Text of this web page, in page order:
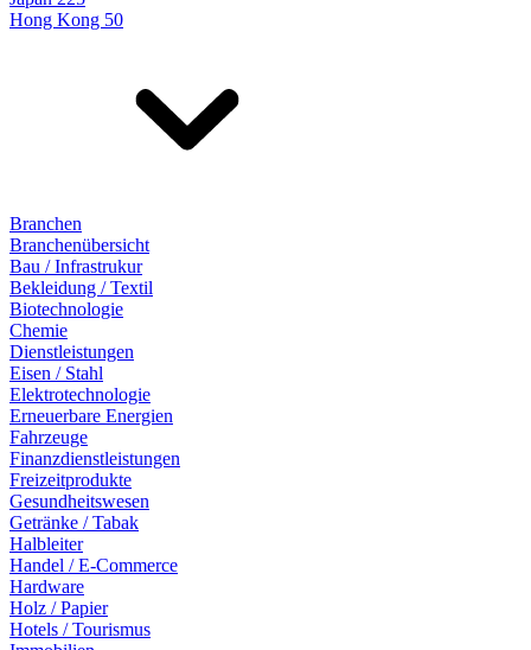
Hong Kong 50
Branchen
Branchenübersicht
Bau / Infrastrukur
Bekleidung / Textil
Biotechnologie
Chemie
Dienstleistungen
Eisen / Stahl
Elektrotechnologie
Erneuerbare Energien
Fahrzeuge
Finanzdienstleistungen
Freizeitprodukte
Gesundheitswesen
Getränke / Tabak
Halbleiter
Handel / E-Commerce
Hardware
Holz / Papier
Hotels / Tourismus